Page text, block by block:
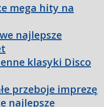
mega hity na
najlepsze
klasyki Disco
przeboje imprezę
najlepsze